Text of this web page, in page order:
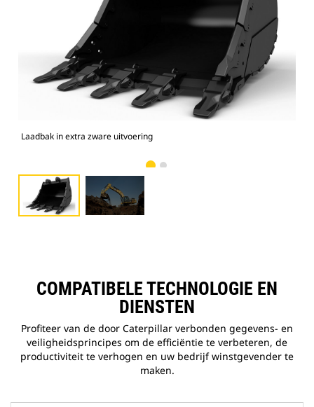
Laadbak in extra zware uitvoering
COMPATIBELE TECHNOLOGIE EN
DIENSTEN
Profiteer van de door Caterpillar verbonden gegevens- en
veiligheidsprincipes om de efficiëntie te verbeteren, de
productiviteit te verhogen en uw bedrijf winstgevender te
maken.